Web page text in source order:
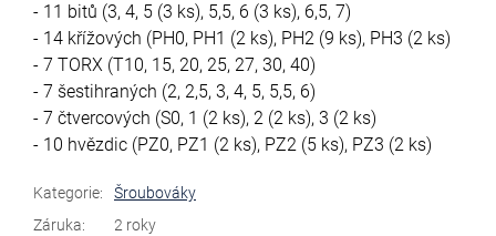
- 11 bitů (3, 4, 5 (3 ks), 5,5, 6 (3 ks), 6,5, 7)
- 14 křížových (PH0, PH1 (2 ks), PH2 (9 ks), PH3 (2 ks)
- 7 TORX (T10, 15, 20, 25, 27, 30, 40)
- 7 šestihraných (2, 2,5, 3, 4, 5, 5,5, 6)
- 7 čtvercových (S0, 1 (2 ks), 2 (2 ks), 3 (2 ks)
- 10 hvězdic (PZ0, PZ1 (2 ks), PZ2 (5 ks), PZ3 (2 ks)
Kategorie:
Šroubováky
Záruka:
2 roky